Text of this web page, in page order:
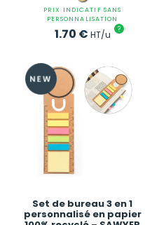
PRIX INDICATIF SANS
PERSONNALISATION
1.70 € HT/u ?
Set de bureau 3 en 1
personnalisé en papier